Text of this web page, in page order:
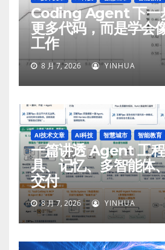
Coding Agent 下一
更多代码，而是学会
工作
8 月 7, 2026 YINHUA
AI技术文章 AI科技 智慧城市 智能教育
一篇讲透 Agent 工
具、记忆、多智能体
交付
8 月 7, 2026 YINHUA